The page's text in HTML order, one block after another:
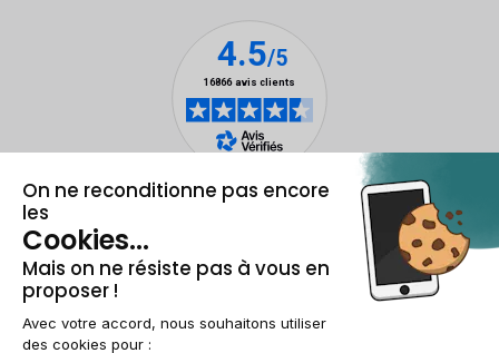
Mentions légales et CGUGestion des cookies